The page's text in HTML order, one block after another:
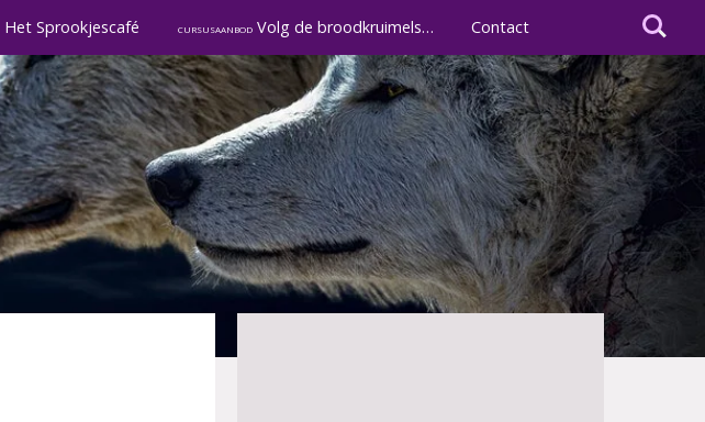
Het Sprookjescafé cursusaanbodVolg de broodkruimels… Contact
I'm